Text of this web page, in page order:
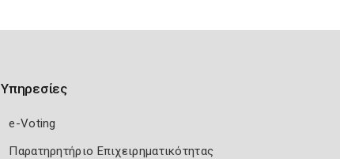
Υπηρεσίες
e-Voting
Παρατηρητήριο Επιχειρηματικότητας